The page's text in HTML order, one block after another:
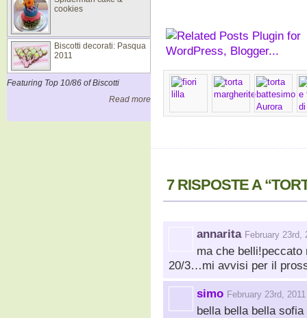
cookies
Biscotti decorati: Pasqua
2011
Featuring Top 10/86 of Biscotti
Read more
7 RISPOSTE A
annarita February 23rd,
ma che
20/3…mi avvisi per il
simo February 23rd, 2011
bella bella bella